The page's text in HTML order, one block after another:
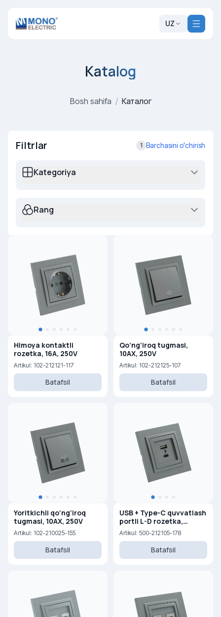
UZ
Katalog
Bosh sahifa / Каталог
Filtrlar 1 Barchasini o'chirish
Kategoriya
Rang
Himoya kontaktli
rozetka, 16A, 250V
Artikul: 102-212121-117
Batafsil
Qo‘ng‘iroq tugmasi,
10AX, 250V
Artikul: 102-212125-107
Batafsil
Yoritkichli qo‘ng‘iroq
tugmasi, 10AX, 250V
Artikul: 102-210025-155
Batafsil
USB + Type-C quvvatlash
portli L-D rozetka,
ikkitali М+К
Artikul: 500-212105-178
Batafsil